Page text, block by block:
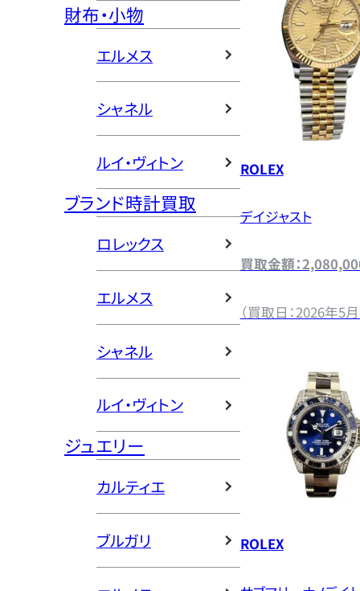
財布・小物
エルメス
シャネル
ルイ・ヴィトン
ブランド時計買取
ロレックス
エルメス
シャネル
ルイ・ヴィトン
ジュエリー
カルティエ
ブルガリ
ROLEX
デイジャスト
買取金額：
（買取日：2026年5
ROLEX